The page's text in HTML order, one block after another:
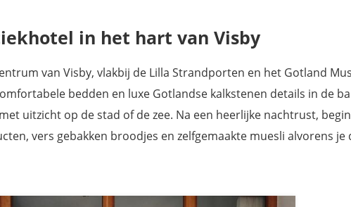
in het hart van Visby
van Visby, vlakbij de Lilla Strandporten en het Gotland
bedden en luxe Gotlandse kalkstenen details in de
uitzicht op de stad of de zee. Na een heerlijke nachtrust,
vers gebakken broodjes en zelfgemaakte muesli alvorens je